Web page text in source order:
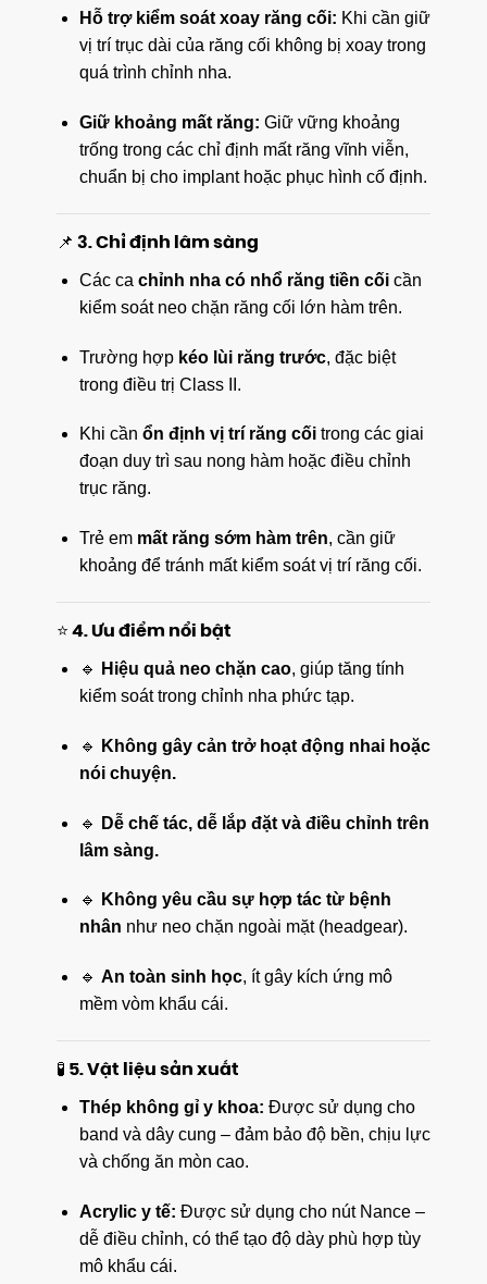
Hỗ trợ kiểm soát xoay răng cối: Khi cần giữ
vị trí trục dài của răng cối không bị xoay trong
quá trình chỉnh nha.
Giữ khoảng mất răng: Giữ vững khoảng
trống trong các chỉ định mất răng vĩnh viễn,
chuẩn bị cho implant hoặc phục hình cố định.
📌 3. Chỉ định lâm sàng
Các ca chỉnh nha có nhổ răng tiền cốicần
kiểm soát neo chặn răng cối lớn hàm trên.
Trường hợp kéo lùi răng trước, đặc biệt
trong điều trị Class II.
Khi cần ổn định vị trí răng cốitrong các giai
đoạn duy trì sau nong hàm hoặc điều chỉnh
trục răng.
Trẻ em mất răng sớm hàm trên, cần giữ
khoảng để tránh mất kiểm soát vị trí răng cối.
⭐ 4. Ưu điểm nổi bật
🔹 Hiệu quả neo chặn cao, giúp tăng tính
kiểm soát trong chỉnh nha phức tạp.
🔹
Không gây cản trở hoạt động nhai hoặc
nói chuyện.
🔹
Dễ chế tác, dễ lắp đặt và điều chỉnh trên
lâm sàng.
🔹
Không yêu cầu sự hợp tác từ bệnh
nhân như neo chặn ngoài mặt (headgear).
🔹 An toàn sinh học, ít gây kích ứng mô
mềm vòm khẩu cái.
🧪 5. Vật liệu sản xuất
Thép không gỉ y khoa: Được sử dụng cho
band và dây cung – đảm bảo độ bền, chịu lực
và chống ăn mòn cao.
Acrylic y tế: Được sử dụng cho nút Nance –
dễ điều chỉnh, có thể tạo độ dày phù hợp tùy
mô khẩu cái.